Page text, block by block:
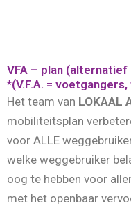
inhoud
VFA – plan
*(V.F.A. =
Het team van LOKAAL
mobiliteitsplan
voor ALLE
welke weggebruiker
oog te hebben voor
met het openbaar